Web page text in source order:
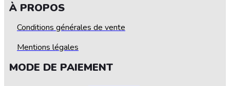
À PROPOS
Conditions générales de vente
Mentions légales
MODE DE PAIEMENT